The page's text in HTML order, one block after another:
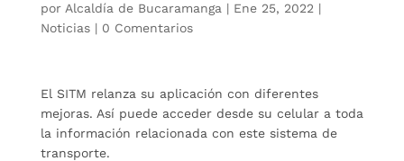
por Alcaldía de Bucaramanga | Ene 25, 2022 |
Noticias| 0 Comentarios
El SITM relanza su aplicación con diferentes
mejoras. Así puede acceder desde su celular a toda
la información relacionada con este sistema de
transporte.